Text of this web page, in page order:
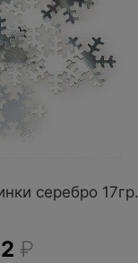
серебро 17гр.
₽